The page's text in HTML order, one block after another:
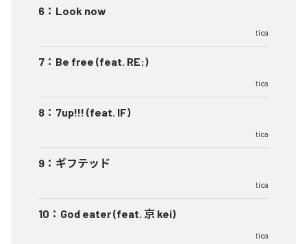
6 ： Look now
tica
7 ： Be free (feat. RE:)
tica
8 ： 7up!!! (feat. IF)
tica
9 ： ギフテッド
tica
10 ： God eater (feat. 京 kei)
tica